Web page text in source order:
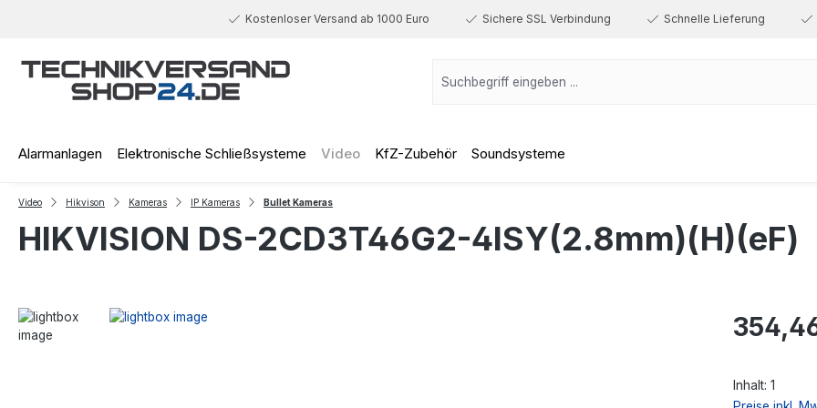
Kostenloser Versand ab 1000 Euro Sichere SSL Verbindung Schnelle Lieferung
Alarmanlagen Elektronische Schließsysteme Video KfZ-Zubehör Soundsysteme
Video Hikvison Kameras IP Kameras Bullet Kameras
HIKVISION DS-2CD3T46G2-4ISY(2.8mm)(H)(eF)
Regulärer Preis:
Inhalt: 1